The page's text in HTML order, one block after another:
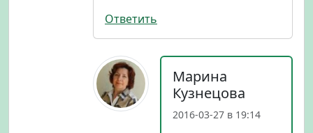
Ответить
Марина
Кузнецова
2016-03-27 в 19:14